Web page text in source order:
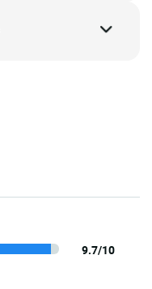
9.7/10